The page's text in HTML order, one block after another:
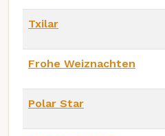
Txilar
Frohe Weiznachten
Polar Star